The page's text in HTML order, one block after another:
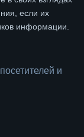
если их
информации.